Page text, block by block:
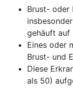
Brust- oder
gehäuft auf
Eines oder
Brust- und
Diese
als 50)